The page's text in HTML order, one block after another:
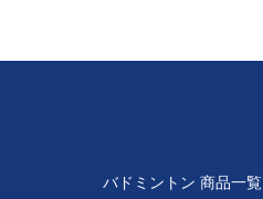
バドミントン 商品一覧